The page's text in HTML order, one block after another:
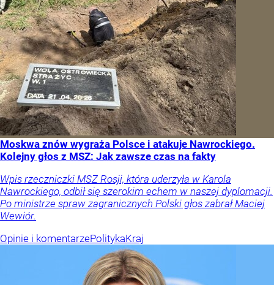
Moskwa znów wygraża Polsce i atakuje Nawrockiego.
Kolejny głos z MSZ: Jak zawsze czas na fakty
Wpis rzeczniczki MSZ Rosji, która uderzyła w Karola
Nawrockiego, odbił się szerokim echem w naszej dyplomacji.
Po ministrze spraw zagranicznych Polski głos zabrał Maciej
Wewiór.
Opinie i komentarzePolitykaKraj